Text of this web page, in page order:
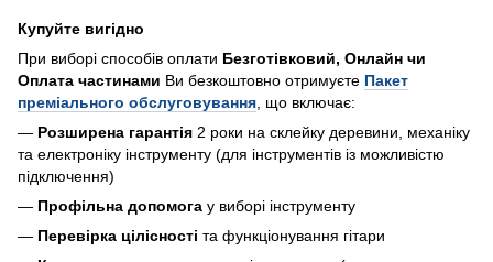
Купуйте вигідно
При виборі способів оплати Безготівковий, Онлайн чи
Оплата частинами Ви безкоштовно отримуєте Пакет
преміального обслуговування , що включає:
— Розширена гарантія 2 роки на склейку деревини, механіку
та електроніку інструменту (для інструментів із можливістю
підключення)
— Профільна допомога у виборі інструменту
— Перевірка цілісності та функціонування гітари